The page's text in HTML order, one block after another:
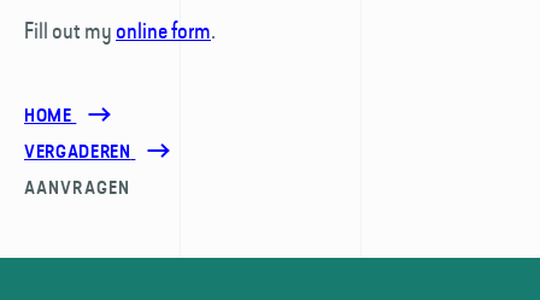
Fill out my online form.
HOME
VERGADEREN
AANVRAGEN